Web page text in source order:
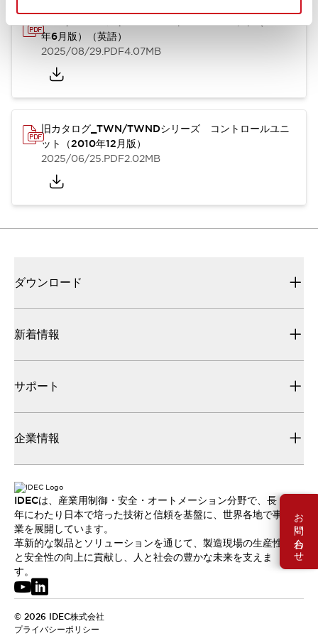
お問い合わせ
年6月版）（英語）
2025/08/29.PDF4.07MB
旧カタログ_TWN/TWNDシリーズ コントロールユニ
ット（2010年12月版）
2025/06/25.PDF2.02MB
ダウンロード
新着情報
サポート
企業情報
IDECは、産業用制御・安全・オートメーション分野で、長
年にわたり日本で培った技術と信頼を基盤に、世界各地で事
業を展開しています。
革新的な製品とソリューションを通じて、製造現場の生産性
と安全性の向上に貢献し、人と社会の豊かな未来を支えま
す。
© 2026 IDEC株式会社
プライバシーポリシー